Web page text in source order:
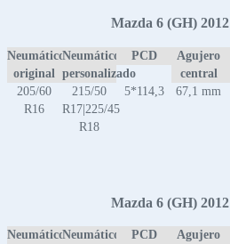
Mazda 6 (GH)
Neumático
original
Neumático
personalizado
PCD
Agujero
central
205/60
R16
215/50
R17|225/45
R18
5*114,3 67,1 mm
Mazda 6 (GH)
NeumáticoNeumático
PCD
Agujero